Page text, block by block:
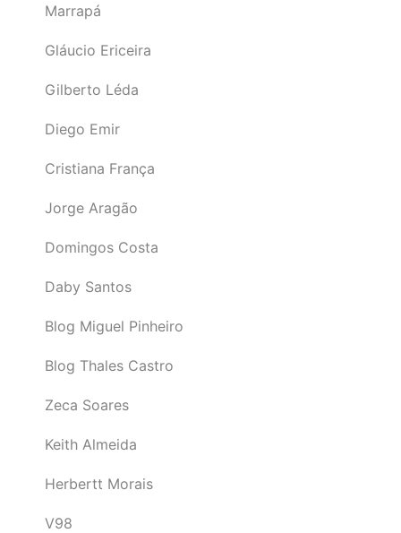
Marrapá
Gláucio Ericeira
Gilberto Léda
Diego Emir
Cristiana França
Jorge Aragão
Domingos Costa
Daby Santos
Blog Miguel Pinheiro
Blog Thales Castro
Zeca Soares
Keith Almeida
Herbertt Morais
V98